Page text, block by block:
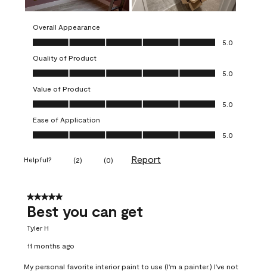
Overall Appearance
Overall Appearance, 5.0 out of 5
5.0
Quality of Product
Quality of Product, 5.0 out of 5
5.0
Value of Product
Value of Product, 5.0 out of 5
5.0
Ease of Application
Ease of Application, 5.0 out of 5
5.0
Helpful? (2) (0) Report
5 out of 5 stars.
Best you can get
Tyler H
11 months ago
My personal favorite interior paint to use (I'm a painter.) I've not